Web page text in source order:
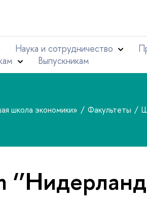
Наука и сотрудничество
Выпускникам
школа экономики» Факультеты